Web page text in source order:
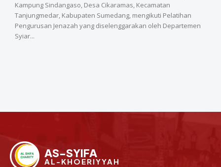
Kampung Sindangaso, Desa Cikaramas, Kecamatan
Tanjungmedar, Kabupaten Sumedang, mengikuti Pelatihan
Pengurusan Jenazah yang diselenggarakan oleh Departemen
Syiar...
AS-SYIFA
AL-KHOERIYYAH